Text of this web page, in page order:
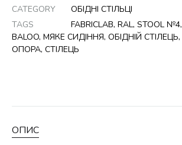
CATEGORY
ОБІДНІ СТІЛЬЦІ
TAGS
FABRICLAB, RAL, STOOL №4,
BALOO, МЯКЕ СИДІННЯ, ОБІДНІЙ СТІЛЕЦЬ,
ОПОРА, СТІЛЕЦЬ
ОПИС